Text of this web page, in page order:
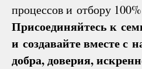
процессов и отбору
Присоединяйтесь к
и создавайте вместе с
добра, доверия,